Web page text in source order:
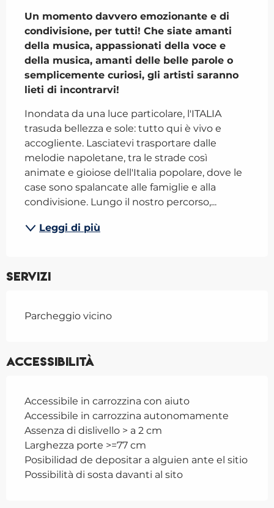
Un momento davvero emozionante e di
condivisione, per tutti! Che siate amanti
della musica, appassionati della voce e
della musica, amanti delle belle parole o
semplicemente curiosi, gli artisti saranno
lieti di incontrarvi!
Inondata da una luce particolare, l'ITALIA
trasuda bellezza e sole: tutto qui è vivo e
accogliente. Lasciatevi trasportare dalle
melodie napoletane, tra le strade così
animate e gioiose dell'Italia popolare, dove le
case sono spalancate alle famiglie e alla
condivisione. Lungo il nostro percorso,...
Leggi di più
Servizi
Parcheggio vicino
Accessibilità
Accessibile in carrozzina con aiuto
Accessibile in carrozzina autonomamente
Assenza di dislivello > a 2 cm
Larghezza porte >=77 cm
Posibilidad de depositar a alguien ante el sitio
Possibilità di sosta davanti al sito